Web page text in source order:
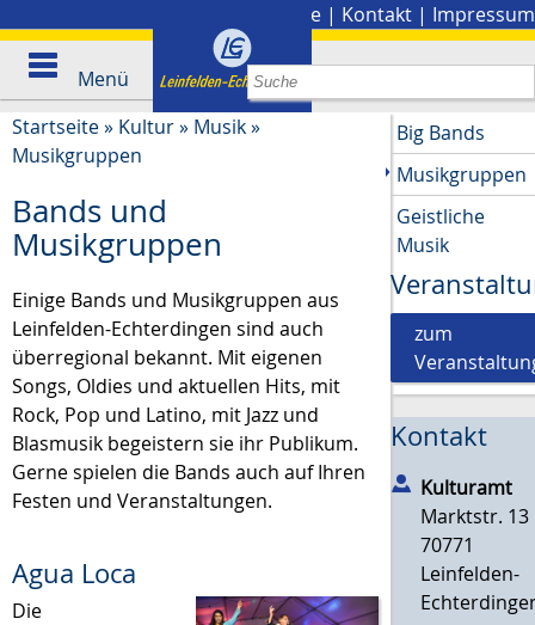
Presse | Kontakt | Impressum
Menü
Startseite» Kultur» Musik»
Musikgruppen
Bands und
Musikgruppen
Einige Bands und Musikgruppen aus
Leinfelden-Echterdingen sind auch
überregional bekannt. Mit eigenen
Songs, Oldies und aktuellen Hits, mit
Rock, Pop und Latino, mit Jazz und
Blasmusik begeistern sie ihr Publikum.
Gerne spielen die Bands auch auf Ihren
Festen und Veranstaltungen.
Agua Loca
Die
Big Bands
Musikgruppen
Geistliche
Musik
zum
Kontakt
Kulturamt
Marktstr. 13
70771
Leinfelden-